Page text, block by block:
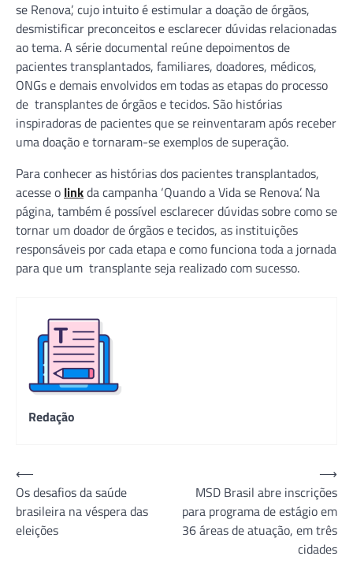
se Renova’, cujo intuito é estimular a doação de órgãos,
desmistificar preconceitos e esclarecer dúvidas relacionadas
ao tema. A série documental reúne depoimentos de
pacientes transplantados, familiares, doadores, médicos,
ONGs e demais envolvidos em todas as etapas do processo
de transplantes de órgãos e tecidos. São histórias
inspiradoras de pacientes que se reinventaram após receber
uma doação e tornaram-se exemplos de superação.
Para conhecer as histórias dos pacientes transplantados,
acesse o linkda campanha ‘Quando a Vida se Renova’. Na
página, também é possível esclarecer dúvidas sobre como se
tornar um doador de órgãos e tecidos, as instituições
responsáveis por cada etapa e como funciona toda a jornada
para que um transplante seja realizado com sucesso.
Redação
Navegação
de
Post
⟵
Os desafios da saúde
brasileira na véspera das
eleições
MSD Brasil abre inscrições
para programa de estágio em
36 áreas de atuação, em três
cidades
⟶